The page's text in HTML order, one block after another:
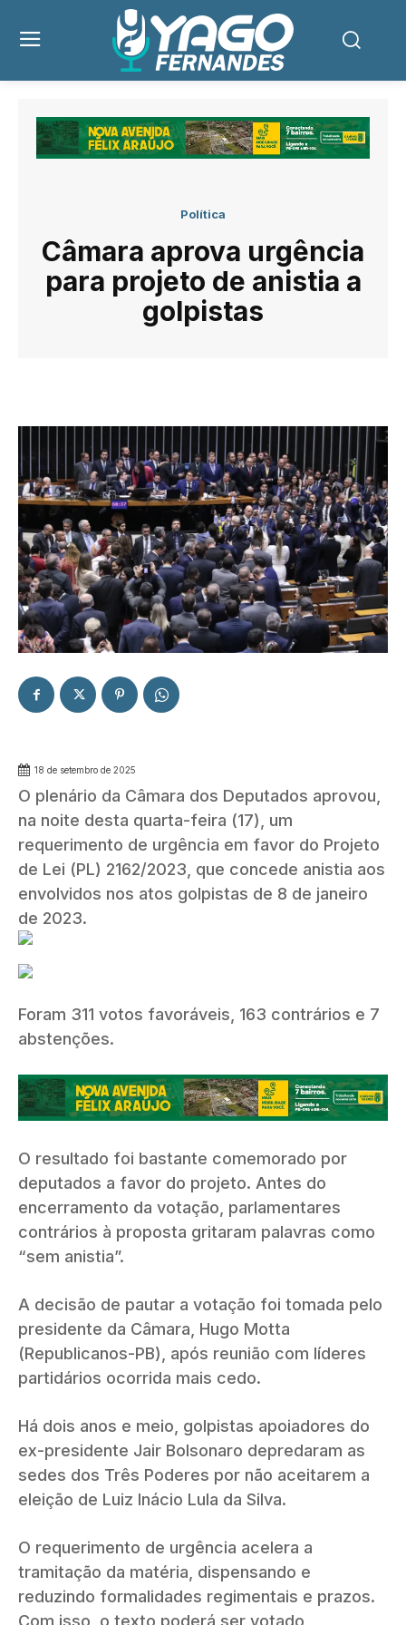
Política
Câmara aprova urgência
para projeto de anistia a
golpistas
18 de setembro de 2025
O plenário da Câmara dos Deputados aprovou,
na noite desta quarta-feira (17), um
requerimento de urgência em favor do Projeto
de Lei (PL) 2162/2023, que concede anistia aos
envolvidos nos atos golpistas de 8 de janeiro
de 2023.
Foram 311 votos favoráveis, 163 contrários e 7
abstenções.
O resultado foi bastante comemorado por
deputados a favor do projeto. Antes do
encerramento da votação, parlamentares
contrários à proposta gritaram palavras como
“sem anistia”.
A decisão de pautar a votação foi tomada pelo
presidente da Câmara, Hugo Motta
(Republicanos-PB), após reunião com líderes
partidários ocorrida mais cedo.
Há dois anos e meio, golpistas apoiadores do
ex-presidente Jair Bolsonaro depredaram as
sedes dos Três Poderes por não aceitarem a
eleição de Luiz Inácio Lula da Silva.
O requerimento de urgência acelera a
tramitação da matéria, dispensando e
reduzindo formalidades regimentais e prazos.
Com isso, o texto poderá ser votado